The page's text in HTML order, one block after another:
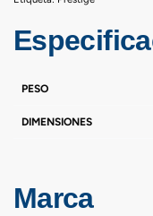
PESO
DIMENSIONES
Marca